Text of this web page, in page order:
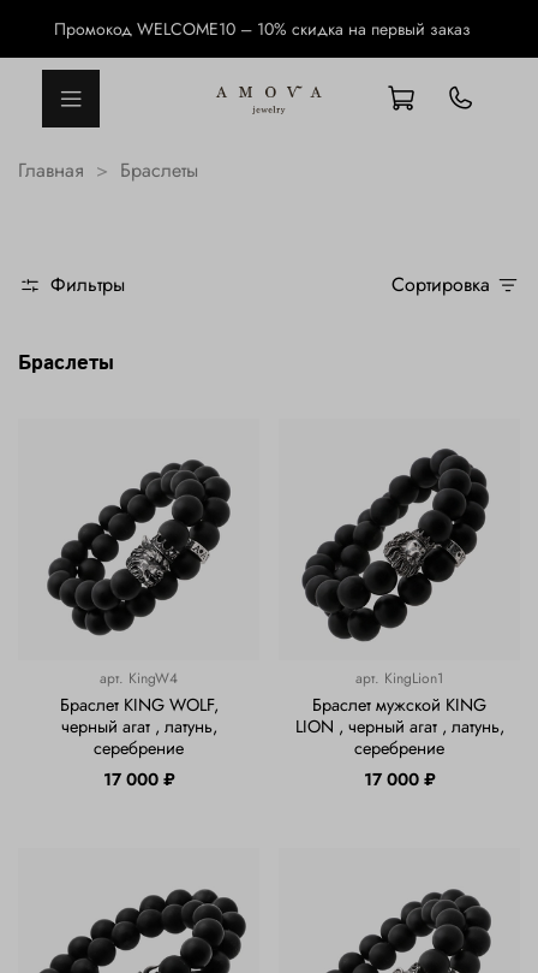
Промокод WELCOME10 – 10% скидка на первый заказ
Главная Браслеты
Фильтры Сортировка
Браслеты
арт. KingW4
Браслет KING WOLF,
черный агат , латунь,
серебрение
17 000 ₽
арт. KingLion1
Браслет мужской KING
LION , черный агат , латунь,
серебрение
17 000 ₽